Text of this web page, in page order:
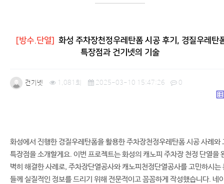
[방수.단열]
화성 주차장천정우레탄폼 시공 후기, 경질우레탄
특장점과 건기넷의 기술
건기넷 1,081회 2025-03-10 15:47:26 0
화성에서 진행한 경질우레탄폼을 활용한 주차장천정우레탄폼 시공 사례와
특장점을 소개할게요. 이번 프로젝트는 화성의 캐노피 주차장 천정 단열을
벽히 해결한 사례로, 주차장단열공사와 캐노피천정단열공사를 고민하시는
들께 실질적인 정보를 드리기 위해 전문적이고 꼼꼼하게 작성했습니다. 네